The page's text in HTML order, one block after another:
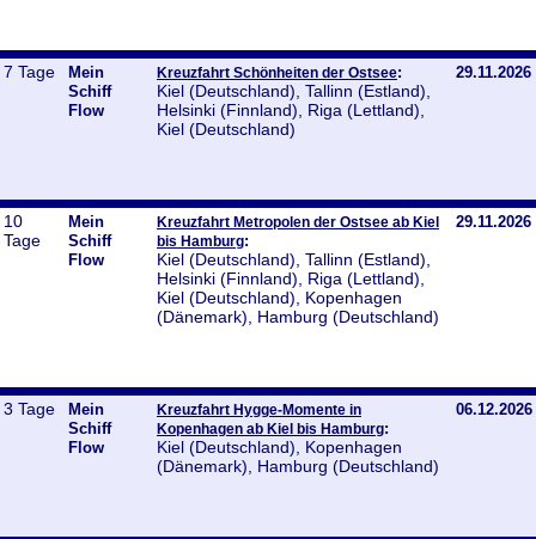
7 Tage
Mein
Schiff
Flow
Kreuzfahrt Schönheiten der Ostsee:
Kiel (Deutschland), Tallinn (Estland),
Helsinki (Finnland), Riga (Lettland),
Kiel (Deutschland)
29.11.2026
10
Tage
Mein
Schiff
Flow
Kreuzfahrt Metropolen der Ostsee ab Kiel
bis Hamburg:
Kiel (Deutschland), Tallinn (Estland),
Helsinki (Finnland), Riga (Lettland),
Kiel (Deutschland), Kopenhagen
(Dänemark), Hamburg (Deutschland)
29.11.2026
3 Tage
Mein
Schiff
Flow
Kreuzfahrt Hygge-Momente in
Kopenhagen ab Kiel bis Hamburg:
Kiel (Deutschland), Kopenhagen
(Dänemark), Hamburg (Deutschland)
06.12.2026